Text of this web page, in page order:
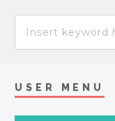
USER MENU